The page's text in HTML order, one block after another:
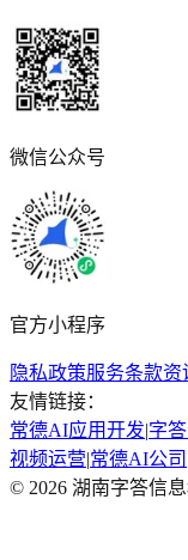
微信公众号
官方小程序
隐私政策服务条款资
友情链接：
常德AI应用开发|字
视频运营|常德AI公司
© 2026 湖南字答信